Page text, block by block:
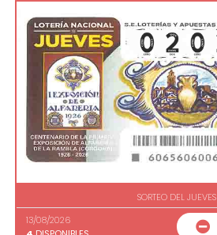
SORTEO DEL JUEVES
13/08/2026